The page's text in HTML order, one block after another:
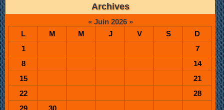
Archives
« Juin 2026 »
L
M M J V S
D
1
7
8
14
15
21
22
28